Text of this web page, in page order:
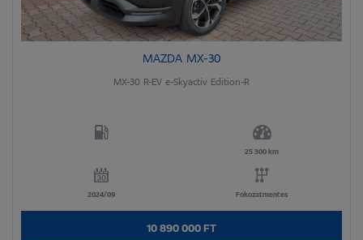
MAZDA MX-30
MX-30 R-EV e-Skyactiv Edition-R
25 300 km
2024/09 Fokozatmentes
10 890 000 FT